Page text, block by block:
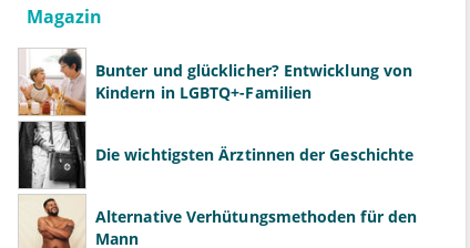
Magazin
Bunter und glücklicher? Entwicklung von
Kindern in LGBTQ+-Familien
Die wichtigsten Ärztinnen der Geschichte
Alternative Verhütungsmethoden für den
Mann